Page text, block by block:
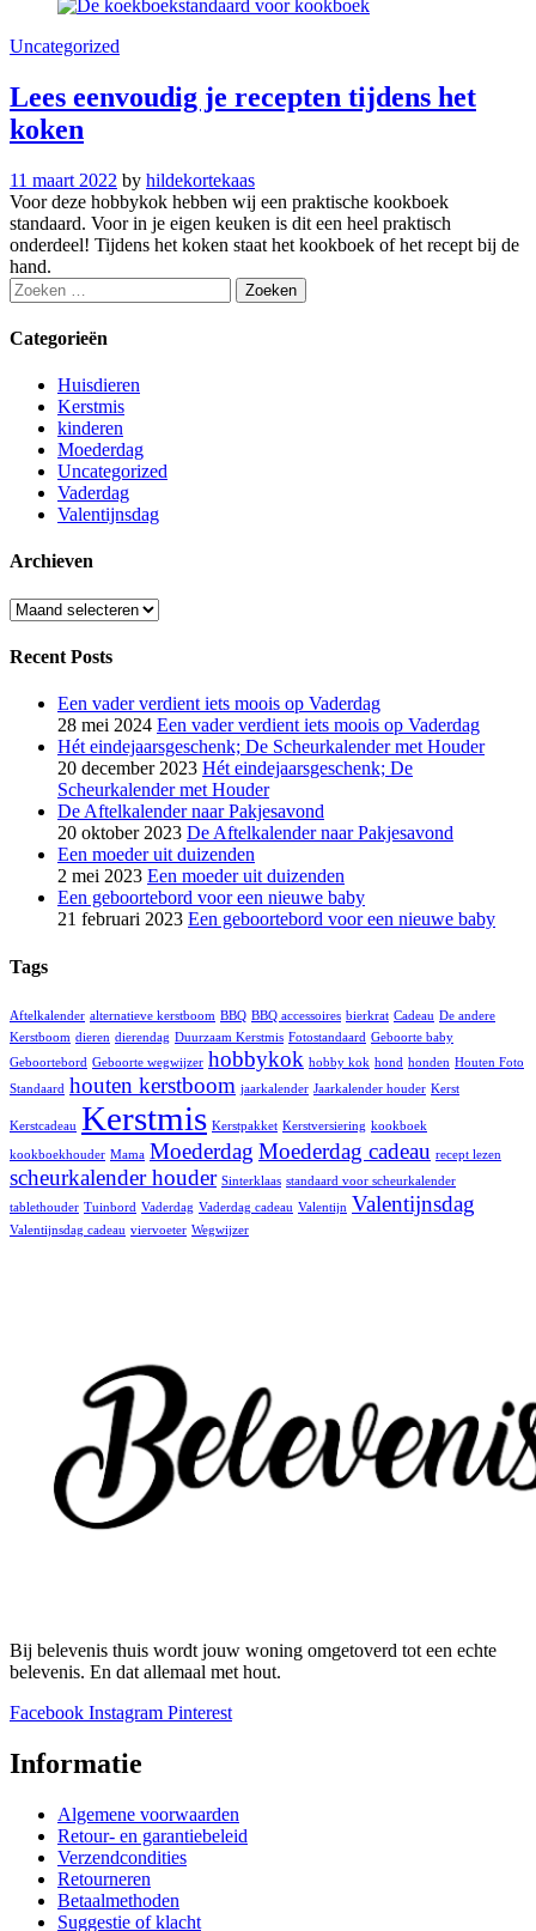
Uncategorized
Lees eenvoudig je recepten tijdens het
koken
11 maart 2022 by hildekortekaas
Voor deze hobbykok hebben wij een praktische kookboek
standaard. Voor in je eigen keuken is dit een heel praktisch
onderdeel! Tijdens het koken staat het kookboek of het recept bij de
hand.
Zoeken
naar:
Categorieën
Huisdieren
Kerstmis
kinderen
Moederdag
Uncategorized
Vaderdag
Valentijnsdag
Archieven
Archieven
Recent Posts
Een vader verdient iets moois op Vaderdag
28 mei 2024 Een vader verdient iets moois op Vaderdag
Hét eindejaarsgeschenk; De Scheurkalender met Houder
20 december 2023 Hét eindejaarsgeschenk; De
Scheurkalender met Houder
De Aftelkalender naar Pakjesavond
20 oktober 2023 De Aftelkalender naar Pakjesavond
Een moeder uit duizenden
2 mei 2023 Een moeder uit duizenden
Een geboortebord voor een nieuwe baby
21 februari 2023 Een geboortebord voor een nieuwe baby
Tags
Aftelkalender alternatieve kerstboom BBQ BBQ accessoires bierkrat Cadeau De andere
Kerstboom dieren dierendag Duurzaam Kerstmis Fotostandaard Geboorte baby
Geboortebord Geboorte wegwijzer hobbykok hobby kok hond honden Houten Foto
Standaard houten kerstboom jaarkalender Jaarkalender houder Kerst
Kerstcadeau Kerstmis Kerstpakket Kerstversiering kookboek
kookboekhouder Mama Moederdag Moederdag cadeau recept lezen
scheurkalender houder Sinterklaas standaard voor scheurkalender
tablethouder Tuinbord Vaderdag Vaderdag cadeau Valentijn Valentijnsdag
Valentijnsdag cadeau viervoeter Wegwijzer
Bij belevenis thuis wordt jouw woning omgetoverd tot een echte
belevenis. En dat allemaal met hout.
Facebook Instagram Pinterest
Informatie
Algemene voorwaarden
Retour- en garantiebeleid
Verzendcondities
Retourneren
Betaalmethoden
Suggestie of klacht